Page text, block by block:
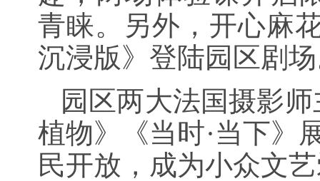
青睐。另外，开心麻
沉浸版》登陆园区剧
园区两大法国摄影
植物》《当时·当下》
民开放，成为小众文